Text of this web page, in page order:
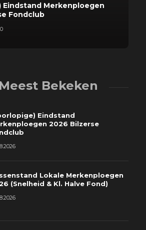
Eindstand Merkenploegen
Fondclub
0
Meest Bekeken
Eindstand
2026 Bilzerse
Lokale Merkenploegen
(Snelheid & Kl. Halve Fond)